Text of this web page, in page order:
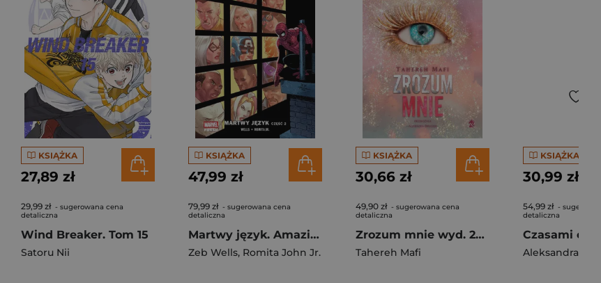
KSIĄŻKA
27,89 zł
29,99 zł - sugerowana cena
detaliczna
Wind Breaker. Tom 15
Satoru Nii
KSIĄŻKA
47,99 zł
79,99 zł - sugerowana cena
detaliczna
Martwy język. Amazing Spider-Man. Tom 6. Część 2
Zeb Wells, Romita John Jr.
KSIĄŻKA
30,66 zł
49,90 zł - sugerowana cena
detaliczna
Zrozum mnie wyd. 2026
Tahereh Mafi
KSIĄŻKA
30,99 zł
54,99 zł -
detaliczna
Czasami cię
Aleksandra